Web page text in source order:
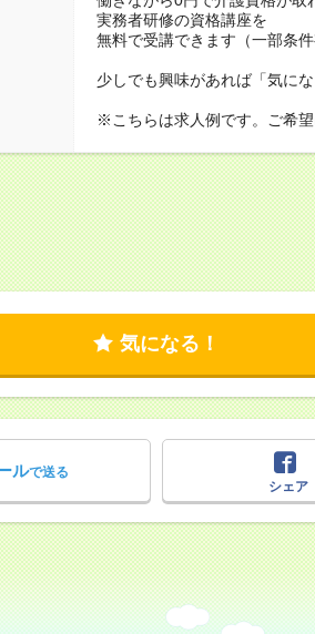
実務者研修の資格講座を
無料で受講できます（一部条件
少しでも興味があれば「気に
※こちらは求人例です。ご希望
気になる！
ルで送る
シェア